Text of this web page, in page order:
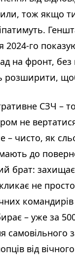
тож якщо
го
на фронт,
розширити,
СЗЧ –
не
– чисто, як
до
брат:
не
– уже за
від